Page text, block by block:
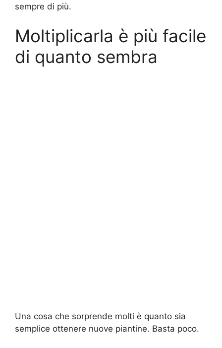
sempre di più.
Moltiplicarla è più facile
di quanto sembra
Una cosa che sorprende molti è quanto sia
semplice ottenere nuove piantine. Basta poco.